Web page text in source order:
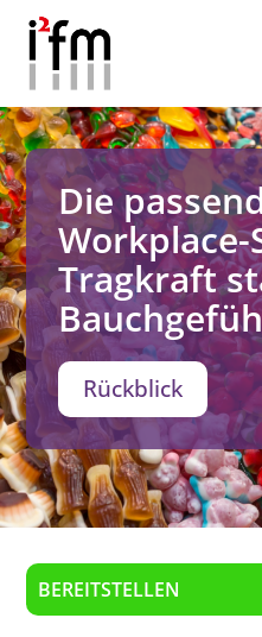
Die
Tragkraft
Rückblick
BEREITSTELLEN